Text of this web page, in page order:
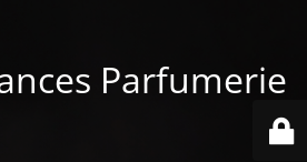
Parfumerie